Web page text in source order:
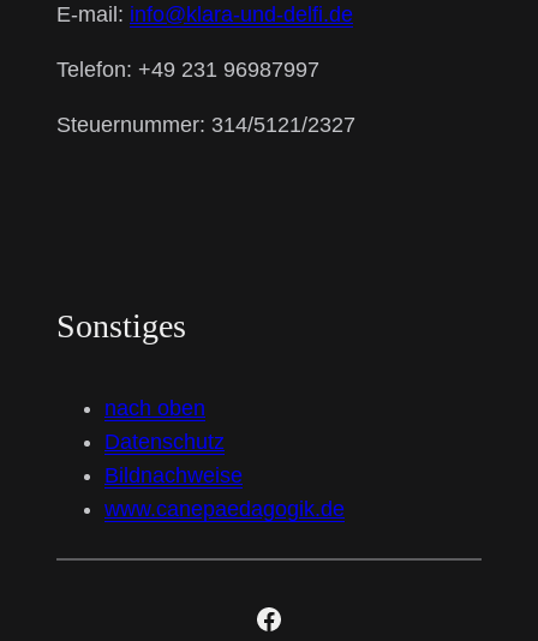
E-mail: info@klara-und-delfi.de
Telefon: +49 231 96987997
Steuernummer: 314/5121/2327
Sonstiges
nach oben
Datenschutz
Bildnachweise
www.canepaedagogik.de
Facebook